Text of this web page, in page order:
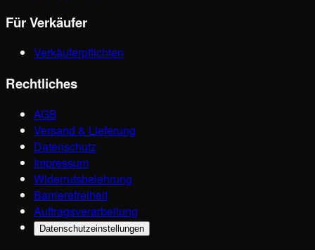
Für Verkäufer
Verkäuferpflichten
Rechtliches
AGB
Versand & Lieferung
Datenschutz
Impressum
Widerrufsbelehrung
Barrierefreiheit
Auftragsverarbeitung
Datenschutzeinstellungen